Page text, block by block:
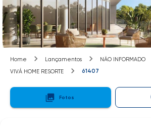
Home Lançamentos
NÃO INFORMADO
VIVÁ HOME RESORTE
61407
Fotos